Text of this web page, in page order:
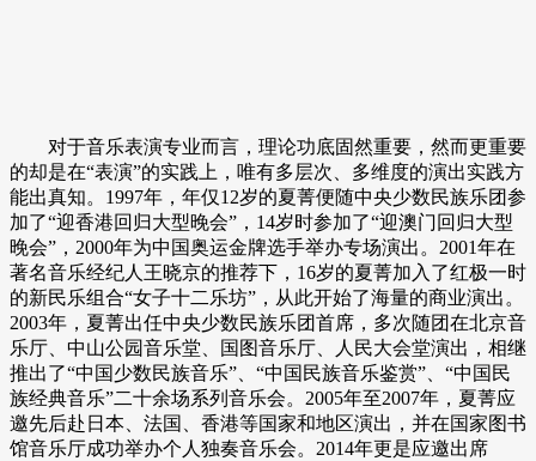
对于音乐表演专业而言，理论功底固然重要，然而更重要
的却是在“表演”的实践上，唯有多层次、多维度的演出实践方
能出真知。1997年，年仅12岁的夏菁便随中央少数民族乐团参
加了“迎香港回归大型晚会”，14岁时参加了“迎澳门回归大型
晚会”，2000年为中国奥运金牌选手举办专场演出。2001年在
著名音乐经纪人王晓京的推荐下，16岁的夏菁加入了红极一时
的新民乐组合“女子十二乐坊”，从此开始了海量的商业演出。
2003年，夏菁出任中央少数民族乐团首席，多次随团在北京音
乐厅、中山公园音乐堂、国图音乐厅、人民大会堂演出，相继
推出了“中国少数民族音乐”、“中国民族音乐鉴赏”、“中国民
族经典音乐”二十余场系列音乐会。2005年至2007年，夏菁应
邀先后赴日本、法国、香港等国家和地区演出，并在国家图书
馆音乐厅成功举办个人独奏音乐会。2014年更是应邀出席